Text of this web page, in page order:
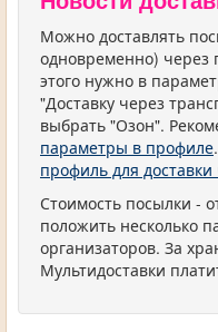
Можно доставлять
одновременно) через
этого нужно в
"Доставку через
выбрать "Озон".
параметры в профиле.
профиль для
Стоимость посылки -
положить несколько
организаторов. За
Мультидоставки